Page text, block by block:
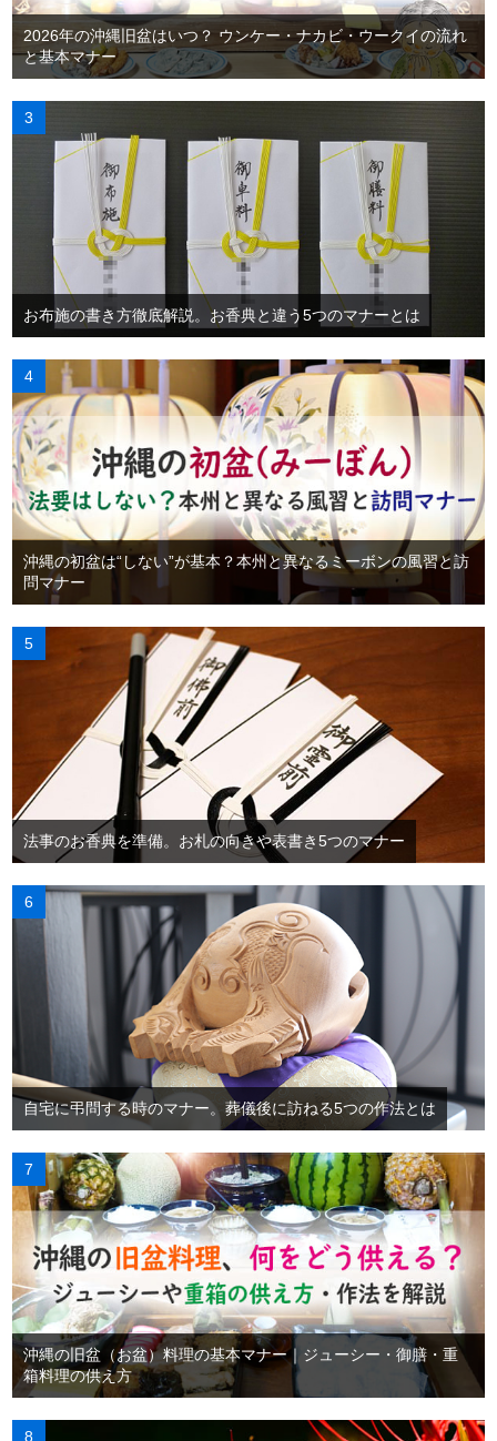
2026年の沖縄旧盆はいつ？ ウンケー・ナカビ・ウークイの流れ
と基本マナー
お布施の書き方徹底解説。お香典と違う5つのマナーとは
沖縄の初盆は“しない”が基本？本州と異なるミーボンの風習と訪
問マナー
法事のお香典を準備。お札の向きや表書き5つのマナー
自宅に弔問する時のマナー。葬儀後に訪ねる5つの作法とは
沖縄の旧盆（お盆）料理の基本マナー｜ジューシー・御膳・重
箱料理の供え方